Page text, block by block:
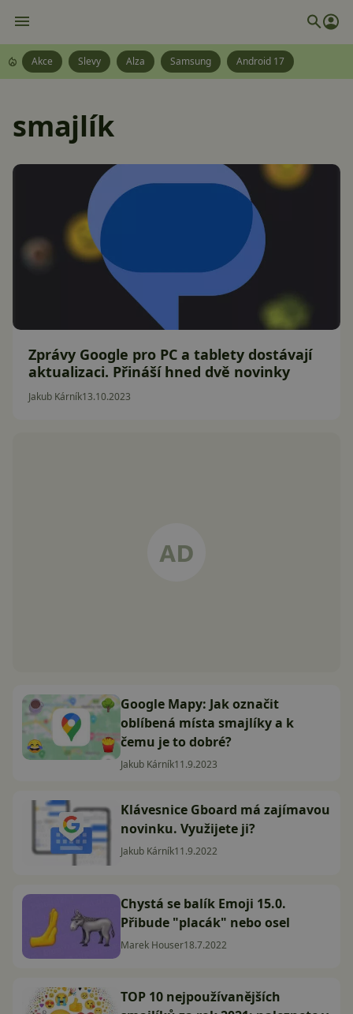
Akce Slevy Alza Samsung Android 17
smajlík
Zprávy Google pro PC a tablety dostávají
aktualizaci. Přináší hned dvě novinky
Jakub Kárník13.10.2023
Google Mapy: Jak označit
oblíbená místa smajlíky a k
čemu je to dobré?
Jakub Kárník11.9.2023
Klávesnice Gboard má zajímavou
novinku. Využijete ji?
Jakub Kárník11.9.2022
Chystá se balík Emoji 15.0.
Přibude "placák" nebo osel
Marek Houser18.7.2022
TOP 10 nejpoužívanějších